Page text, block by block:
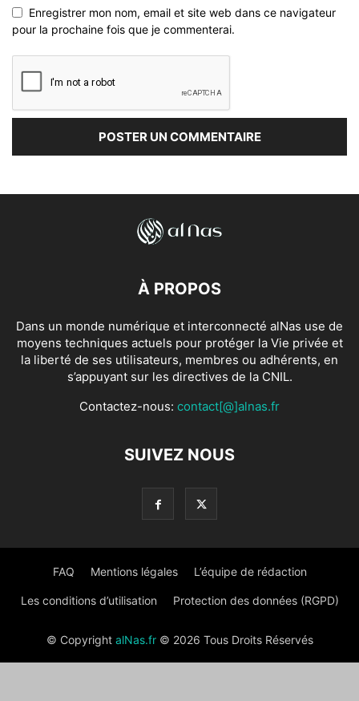
Enregistrer mon nom, email et site web dans ce navigateur
pour la prochaine fois que je commenterai.
À PROPOS
Dans un monde numérique et interconnecté alNas use de
moyens techniques actuels pour protéger la Vie privée et
la liberté de ses utilisateurs, membres ou adhérents, en
s’appuyant sur les directives de la CNIL.
Contactez-nous: contact[@]alnas.fr
SUIVEZ NOUS
FAQ Mentions légales L’équipe de rédaction
Les conditions d’utilisation Protection des données (RGPD)
© Copyright alNas.fr© 2026 Tous Droits Réservés